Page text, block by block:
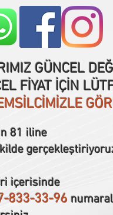
GÜNCEL
FİYAT İÇİN
81 iline
içerisinde
833-33-96